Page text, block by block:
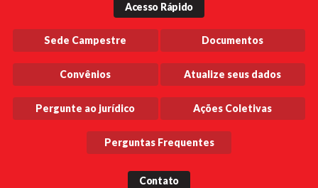
Acesso Rápido
Sede Campestre Documentos
Convênios Atualize seus dados
Pergunte ao jurídico Ações Coletivas
Perguntas Frequentes
Contato